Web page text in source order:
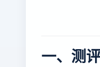
一、测